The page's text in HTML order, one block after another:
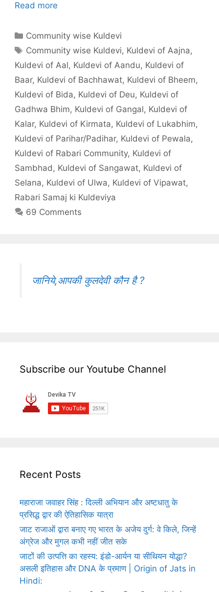
Read more
Categories
Community wise Kuldevi
Tags
Community wise Kuldevi, Kuldevi of Aajna,
Kuldevi of Aal, Kuldevi of Aandu, Kuldevi of
Baar, Kuldevi of Bachhawat, Kuldevi of Bheem,
Kuldevi of Bida, Kuldevi of Deu, Kuldevi of
Gadhwa Bhim, Kuldevi of Gangal, Kuldevi of
Kalar, Kuldevi of Kirmata, Kuldevi of Lukabhim,
Kuldevi of Parihar/Padihar, Kuldevi of Pewala,
Kuldevi of Rabari Community, Kuldevi of
Sambhad, Kuldevi of Sangawat, Kuldevi of
Selana, Kuldevi of Ulwa, Kuldevi of Vipawat,
Rabari Samaj ki Kuldeviya
69 Comments
जानिये,आपकी कुलदेवी कौन है ?
Subscribe our Youtube Channel
Recent Posts
महाराजा जवाहर सिंह : दिल्ली अभियान और अष्टधातु के
प्रसिद्ध द्वार की ऐतिहासिक यात्रा
जाट राजाओं द्वारा बनाए गए भारत के अजेय दुर्ग: वे किले, जिन्हें
अंग्रेज और मुगल कभी नहीं जीत सके
जाटों की उत्पत्ति का रहस्य: इंडो-आर्यन या सीथियन योद्धा?
असली इतिहास और DNA के प्रमाण | Origin of Jats in
Hindi: